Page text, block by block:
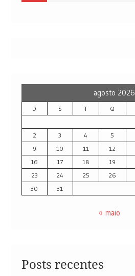
agosto 2026
D S T Q
2
3 4 5
9
10 11 12
16
17 18 19
23
24 25 26
30
31
« maio
Posts recentes